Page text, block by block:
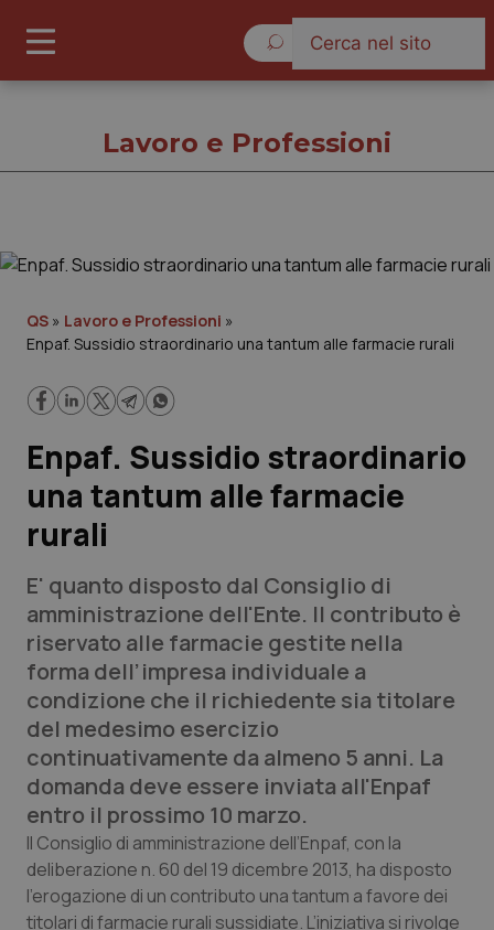
Cronache
Lavoro e Professioni
Scienza e Farmaci
Studi e Analisi
Lettere al direttore
Edizioni Regionali
QS Pro
Professionisti Sanitari.AI
Abruzzo
QS Pro Gold
Lavoro e Professioni
QS » Lavoro e Professioni »
Enpaf. Sussidio straordinario una tantum alle farmacie rurali
Enpaf. Sussidio straordinario
una tantum alle farmacie
rurali
E' quanto disposto dal Consiglio di
amministrazione dell'Ente. Il contributo è
riservato alle farmacie gestite nella
forma dell’impresa individuale a
condizione che il richiedente sia titolare
del medesimo esercizio
continuativamente da almeno 5 anni. La
domanda deve essere inviata all'Enpaf
entro il prossimo 10 marzo.
Il Consiglio di amministrazione dell’Enpaf, con la
deliberazione n. 60 del 19 dicembre 2013, ha disposto
l’erogazione di un contributo una tantum a favore dei
titolari di farmacie rurali sussidiate. L’iniziativa si rivolge